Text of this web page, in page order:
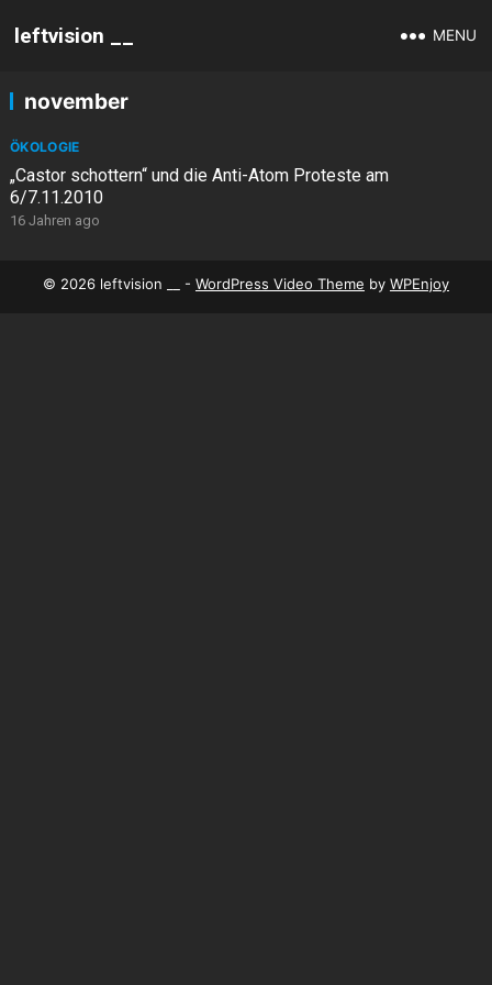
leftvision __ MENU
november
ÖKOLOGIE
„Castor schottern“ und die Anti-Atom Proteste am
6/7.11.2010
16 Jahren ago
© 2026 leftvision __ - WordPress Video Theme by WPEnjoy